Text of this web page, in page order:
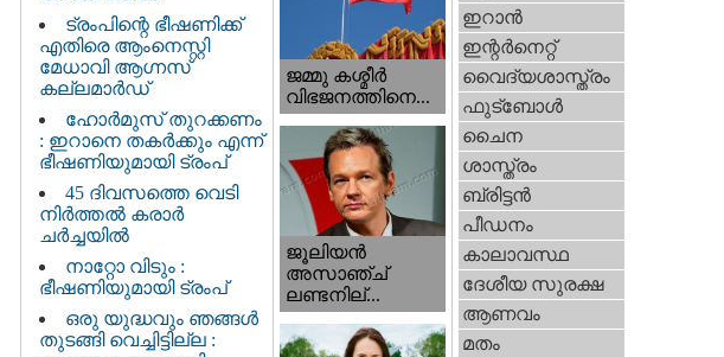
ട്രംപിന്റെ ഭീഷണിക്ക്
എതിരെ ആംനെസ്റ്റി
മേധാവി ആഗ്നസ്
കല്ലമാർഡ്
ഹോർമുസ് തുറക്കണം
: ഇറാനെ തകർക്കും എന്ന്
ഭീഷണിയുമായി ട്രംപ്
45 ദിവസത്തെ വെടി
നിർത്തൽ കരാര്‍
ചര്‍ച്ചയിൽ
നാറ്റോ വിടും :
ഭീഷണിയുമായി ട്രംപ്
ഒരു യുദ്ധവും ഞങ്ങള്‍
തുടങ്ങി വെച്ചിട്ടില്ല :
ജമ്മു കശ്മീ‍ർ
വിഭജനത്തിനെ...
ജൂലിയന്‍
അസാഞ്ച്
ലണ്ടനില്...
ഇറാന്‍
ഇന്റര്‍നെറ്റ്‌
വൈദ്യശാസ്ത്രം
ഫുട്ബോള്‍
ചൈന
ശാസ്ത്രം
ബ്രിട്ടന്‍
പീഡനം
കാലാവസ്ഥ
ദേശീയ സുരക്ഷ
ആണവം
മതം